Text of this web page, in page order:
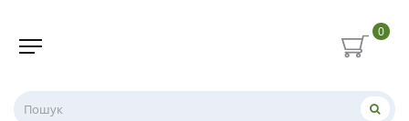
0